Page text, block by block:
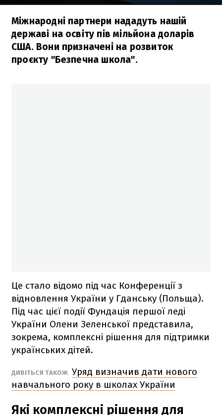
Міжнародні партнери нададуть нашій
державі на освіту пів мільйона доларів
США. Вони призначені на розвиток
проєкту "Безпечна школа".
Це стало відомо під час Конференції з
відновлення України у Гданську (Польща).
Під час цієї події Фундація першої леді
України Олени Зеленської представила,
зокрема, комплексні рішення для підтримки
українських дітей.
ДИВІТЬСЯ ТАКОЖ Уряд визначив дати нового
навчального року в школах України
Які комплексні рішення для